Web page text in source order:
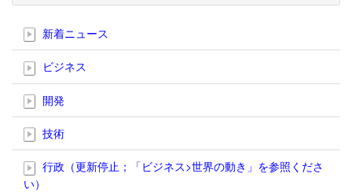
新着ニュース
ビジネス
開発
技術
行政（更新停止；「ビジネス>世界の動き」を参照くださ
い）